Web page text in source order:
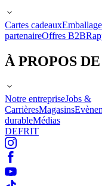
Cartes cadeaux
partenaireOffres B2B
À PROPOS
Notre entrepriseJobs &
CarrièresMagasins
durableMédias
DEFRIT